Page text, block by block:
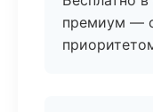
премиум —